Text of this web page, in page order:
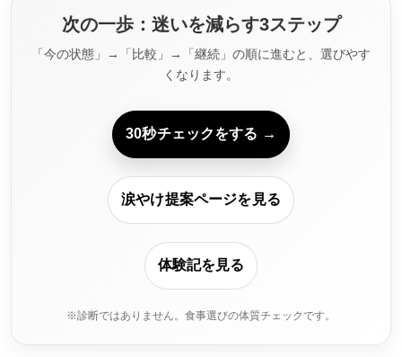
次の一歩：迷いを減らす3ステップ
「今の状態」→「比較」→「継続」の順に進むと、選びやす
くなります。
30秒チェックをする →
涙やけ提案ページを見る
体験記を見る
※診断ではありません。食事選びの体質チェックです。